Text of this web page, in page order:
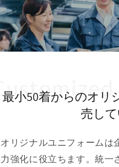
最小50着からのオリ
売して
オリジナルユニフォームは
力強化に役立ちます。統一